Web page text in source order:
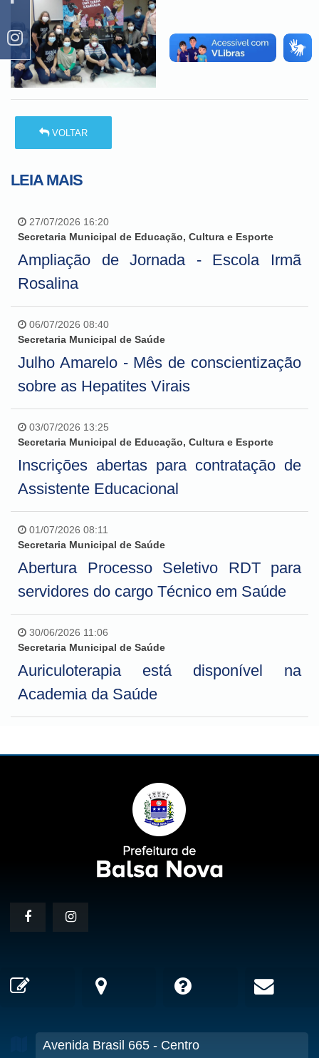
VOLTAR
LEIA MAIS
27/07/2026 16:20
Secretaria Municipal de Educação, Cultura e Esporte
Ampliação de Jornada - Escola Irmã
Rosalina
06/07/2026 08:40
Secretaria Municipal de Saúde
Julho Amarelo - Mês de conscientização
sobre as Hepatites Virais
03/07/2026 13:25
Secretaria Municipal de Educação, Cultura e Esporte
Inscrições abertas para contratação de
Assistente Educacional
01/07/2026 08:11
Secretaria Municipal de Saúde
Abertura Processo Seletivo RDT para
servidores do cargo Técnico em Saúde
30/06/2026 11:06
Secretaria Municipal de Saúde
Auriculoterapia está disponível na
Academia da Saúde
Avenida Brasil 665 - Centro